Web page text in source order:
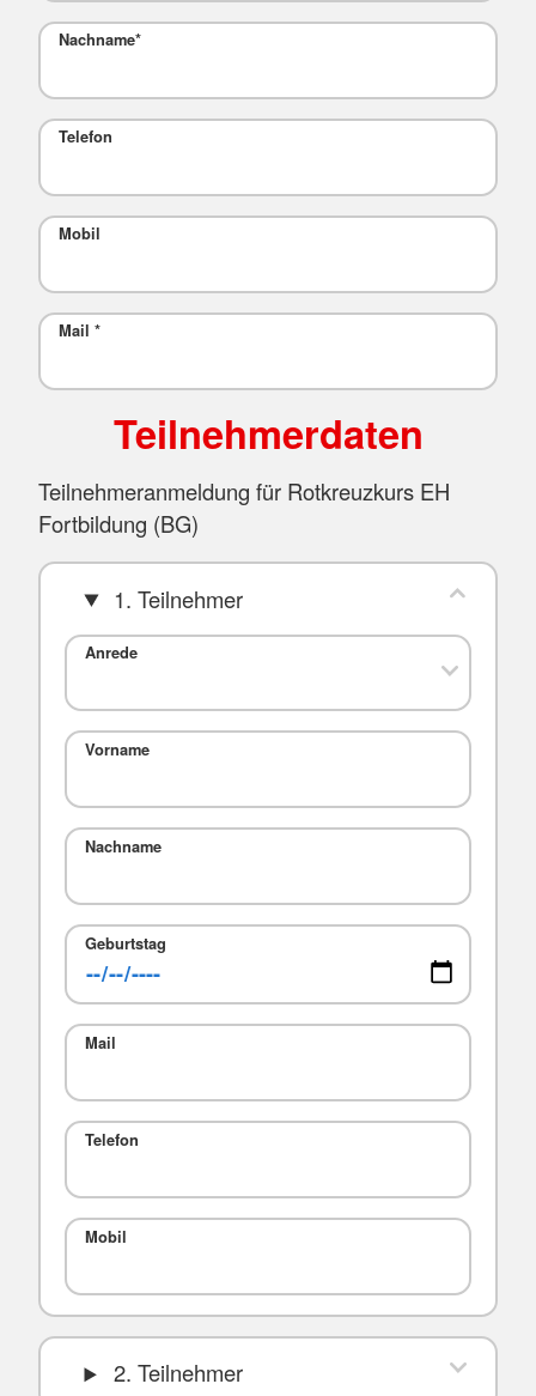
Nachname*
Telefon
Mobil
Mail *
Teilnehmerdaten
Teilnehmeranmeldung für Rotkreuzkurs EH
Fortbildung (BG)
1. Teilnehmer
Anrede
Vorname
Nachname
Geburtstag
Mail
Telefon
Mobil
2. Teilnehmer